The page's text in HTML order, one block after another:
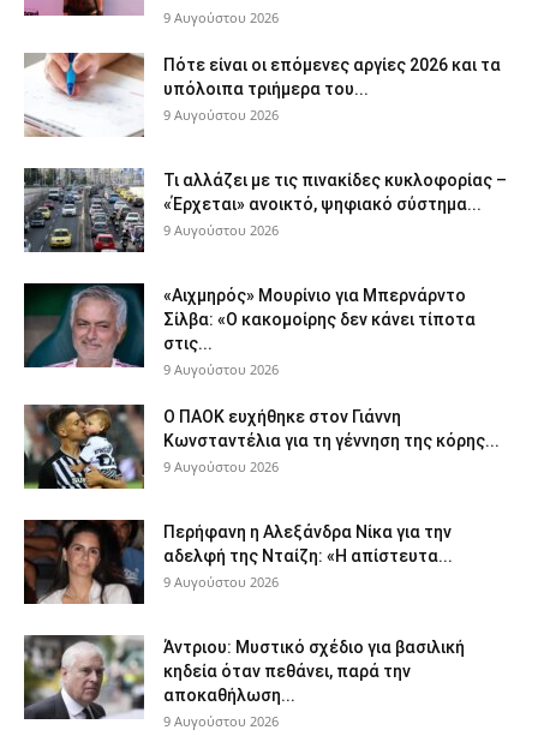
9 Αυγούστου 2026
Πότε είναι οι επόμενες αργίες 2026 και τα
υπόλοιπα τριήμερα του...
9 Αυγούστου 2026
Τι αλλάζει με τις πινακίδες κυκλοφορίας –
«Έρχεται» ανοικτό, ψηφιακό σύστημα...
9 Αυγούστου 2026
«Αιχμηρός» Μουρίνιο για Μπερνάρντο
Σίλβα: «Ο κακομοίρης δεν κάνει τίποτα
στις...
9 Αυγούστου 2026
Ο ΠΑΟΚ ευχήθηκε στον Γιάννη
Κωνσταντέλια για τη γέννηση της κόρης...
9 Αυγούστου 2026
Περήφανη η Αλεξάνδρα Νίκα για την
αδελφή της Νταίζη: «Η απίστευτα...
9 Αυγούστου 2026
Άντριου: Μυστικό σχέδιο για βασιλική
κηδεία όταν πεθάνει, παρά την
αποκαθήλωση...
9 Αυγούστου 2026